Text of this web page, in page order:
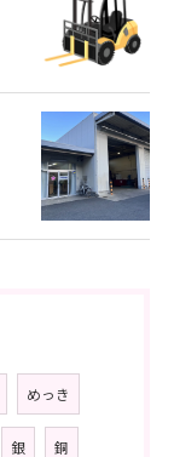
めっき
銀 銅